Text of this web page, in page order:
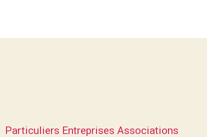
Particuliers Entreprises Associations